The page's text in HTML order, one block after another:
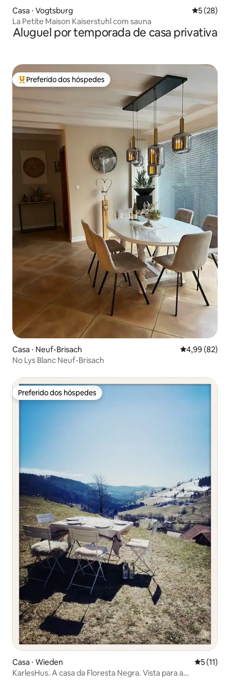
Casa ⋅ Vogtsburg 5 de uma
5 (28)
La Petite Maison Kaiserstuhl com sauna
Aluguel por temporada de casa privativa
Entre os melhores preferidos dos hóspedes
Preferido dos hóspedes
Casa ⋅ Neuf-Brisach 4,99 de uma
4,99 (82)
No Lys Blanc Neuf-Brisach
Preferido dos hóspedes
Preferido dos hóspedes
Casa ⋅ Wieden 5 de uma
5 (11)
KarlesHus. A casa da Floresta Negra. Vista para a